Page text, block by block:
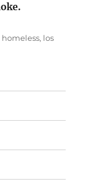
homeless, los